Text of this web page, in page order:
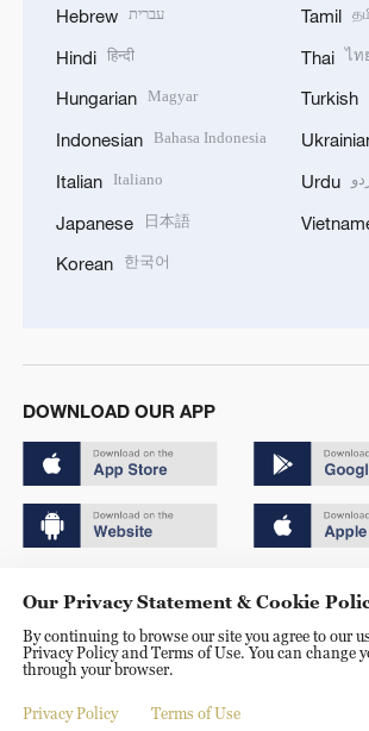
Hebrew עברית
Hindi हिन्दी
Hungarian Magyar
Indonesian Bahasa Indonesia
Italian Italiano
Japanese 日本語
Korean 한국어
Tamil
Thai ไท
Turkish
Urdu
DOWNLOAD OUR APP
京ICP备20000184号
京公网安备 11010502050052号
Disinformation report hotline: 010-85061466
Our Privacy Statement & Cookie
By continuing to browse our site you agree to our
Privacy Policy and Terms of Use. You can change
through your browser.
Privacy Policy Terms of Use